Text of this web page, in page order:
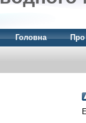
Головна Про